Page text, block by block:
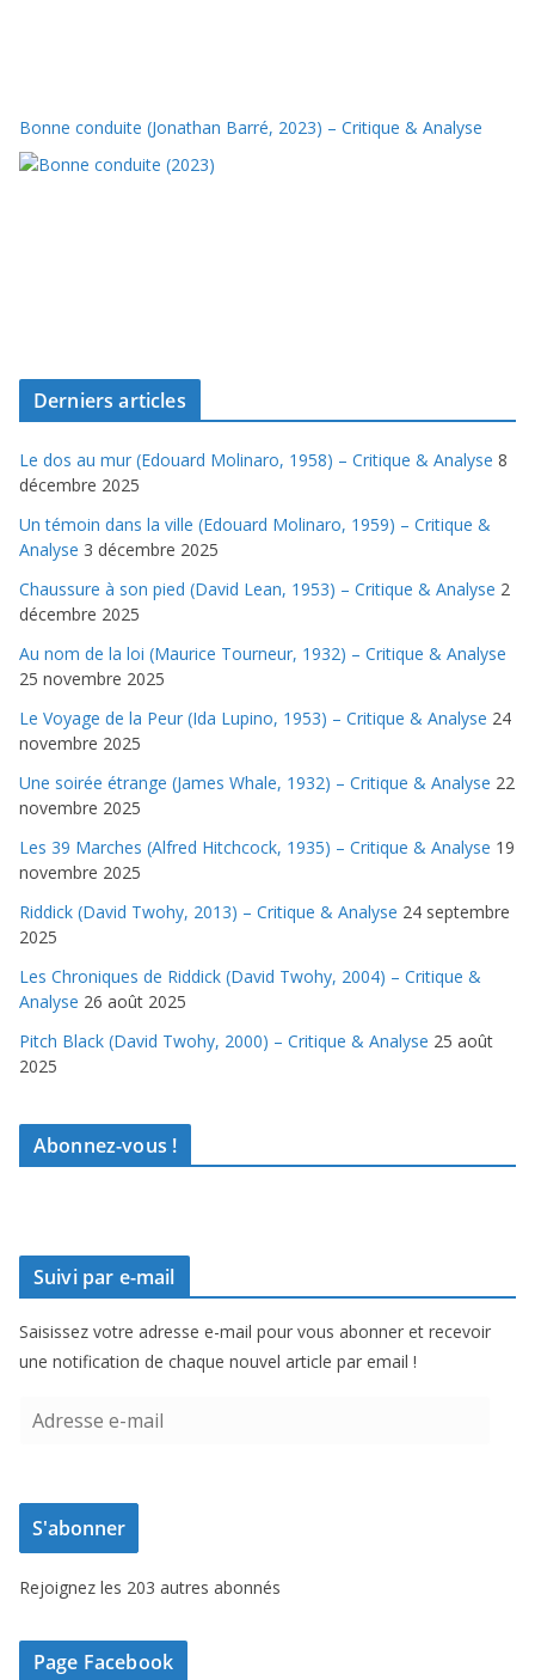
Bonne conduite (Jonathan Barré, 2023) – Critique & Analyse
Derniers articles
Le dos au mur (Edouard Molinaro, 1958) – Critique & Analyse 8
décembre 2025
Un témoin dans la ville (Edouard Molinaro, 1959) – Critique &
Analyse 3 décembre 2025
Chaussure à son pied (David Lean, 1953) – Critique & Analyse 2
décembre 2025
Au nom de la loi (Maurice Tourneur, 1932) – Critique & Analyse
25 novembre 2025
Le Voyage de la Peur (Ida Lupino, 1953) – Critique & Analyse 24
novembre 2025
Une soirée étrange (James Whale, 1932) – Critique & Analyse 22
novembre 2025
Les 39 Marches (Alfred Hitchcock, 1935) – Critique & Analyse 19
novembre 2025
Riddick (David Twohy, 2013) – Critique & Analyse 24 septembre
2025
Les Chroniques de Riddick (David Twohy, 2004) – Critique &
Analyse 26 août 2025
Pitch Black (David Twohy, 2000) – Critique & Analyse 25 août
2025
Abonnez-vous !
Suivi par e-mail
Saisissez votre adresse e-mail pour vous abonner et recevoir
une notification de chaque nouvel article par email !
e
s
e
-
S'abonner
Rejoignez les 203 autres abonnés
Page Facebook